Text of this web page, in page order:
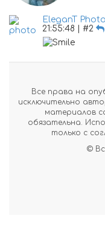
EleganT
21:55:48 | #2
Все права на
исключительно
материалов
обязательна.
только с
©